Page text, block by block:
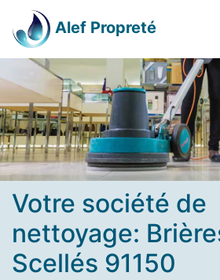
Alef Propreté
Votre société de
nettoyage:
Scellés 91150